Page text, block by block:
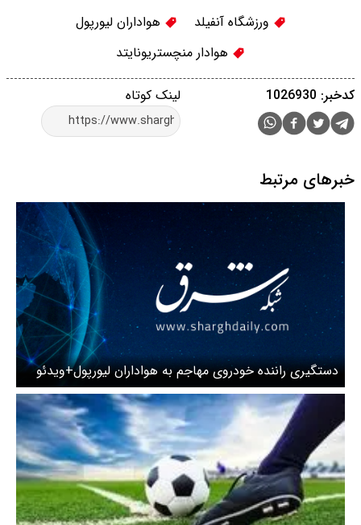
ورزشگاه آنفیلد
هواداران لیورپول
هوادار منچستریونایتد
لینک کوتاه کدخبر: 1026930
خبرهای مرتبط
دستگیری راننده خودروی مهاجم به هواداران لیورپول+ویدئو